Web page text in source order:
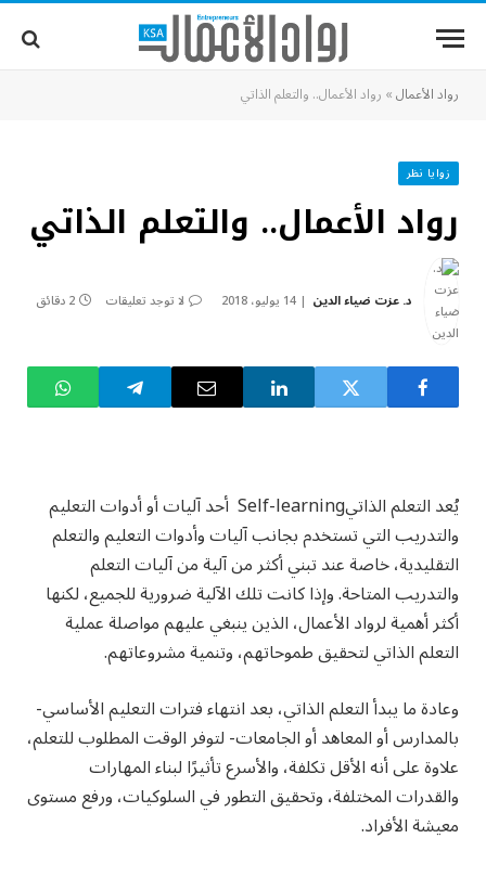
رواد الأعمال» رواد الأعمال.. والتعلم الذاتي
زوايا نظر
رواد الأعمال.. والتعلم الذاتي
د. عزت ضياء الدين 14 يوليو، 2018 لا توجد تعليقات 2 دقائق
يُعد التعلم الذاتيSelf-learning أحد آليات أو أدوات التعليم
والتدريب التي تستخدم بجانب آليات وأدوات التعليم والتعلم
التقليدية، خاصة عند تبني أكثر من آلية من آليات التعلم
والتدريب المتاحة. وإذا كانت تلك الآلية ضرورية للجميع، لكنها
أكثر أهمية لرواد الأعمال، الذين ينبغي عليهم مواصلة عملية
التعلم الذاتي لتحقيق طموحاتهم، وتنمية مشروعاتهم.
وعادة ما يبدأ التعلم الذاتي، بعد انتهاء فترات التعليم الأساسي-
بالمدارس أو المعاهد أو الجامعات- لتوفر الوقت المطلوب للتعلم،
علاوة على أنه الأقل تكلفة، والأسرع تأثيرًا لبناء المهارات
والقدرات المختلفة، وتحقيق التطور في السلوكيات، ورفع مستوى
معيشة الأفراد.